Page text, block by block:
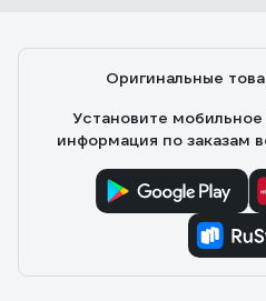
Оригинальные
Установите
информация по заказам